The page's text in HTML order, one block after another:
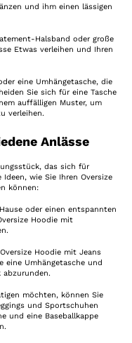
und ihm einen lässigen
Halsband oder große
Etwas verleihen und Ihren
eine Umhängetasche, die
Sie sich für eine Tasche
auffälligen Muster, um
verleihen.
Anlässe
das sich für
wie Sie Ihren Oversize
können:
oder einen entspannten
Hoodie mit
Hoodie mit Jeans
eine Umhängetasche und
möchten, können Sie
und Sportschuhen
und eine Baseballkappe